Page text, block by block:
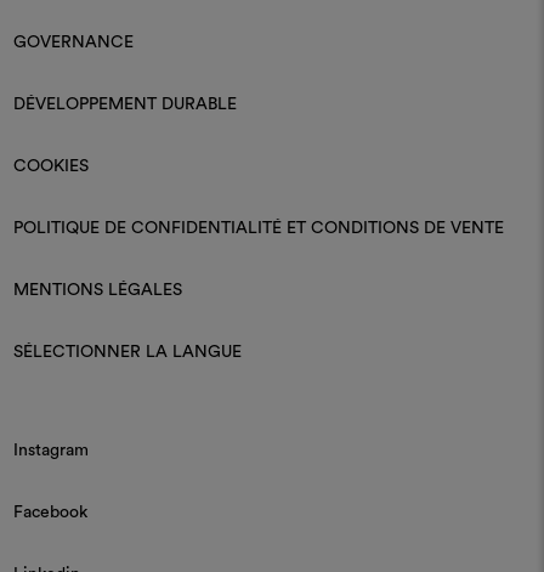
GOVERNANCE
DÉVELOPPEMENT DURABLE
COOKIES
POLITIQUE DE CONFIDENTIALITÉ ET CONDITIONS DE VENTE
MENTIONS LÉGALES
SÉLECTIONNER LA LANGUE
Instagram
Facebook